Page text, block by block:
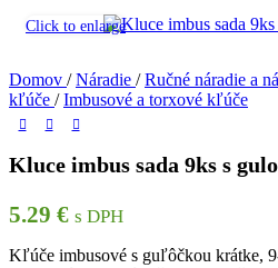
Click to enlarge
Domov / Náradie / Ručné náradie a
kľúče / Imbusové a torxové kľúče
Kluce imbus sada 9ks s
5.29 € s DPH
Kľúče imbusové s guľôčkou krátke,